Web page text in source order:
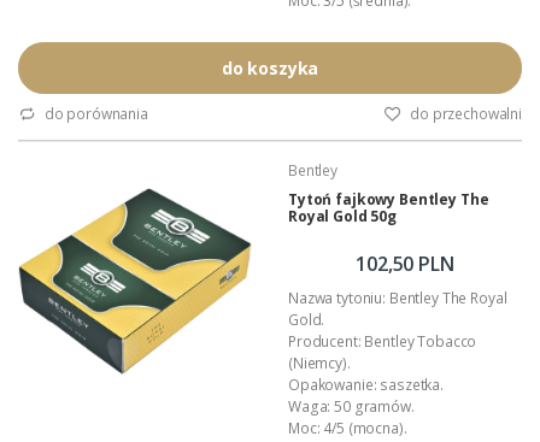
Stopień nawilżenia: 3/5 (średnio-
wilgotny).
Nakład: regularna produkcja.
Podana wartość to: cena za jedno
opakowanie...
do koszyka
do porównania do przechowalni
Bentley
Tytoń fajkowy Bentley The
Royal Gold 50g
102,50 PLN
Nazwa tytoniu: Bentley The Royal
Gold.
Producent: Bentley Tobacco
(Niemcy).
Opakowanie: saszetka.
Waga: 50 gramów.
Moc: 4/5 (mocna).